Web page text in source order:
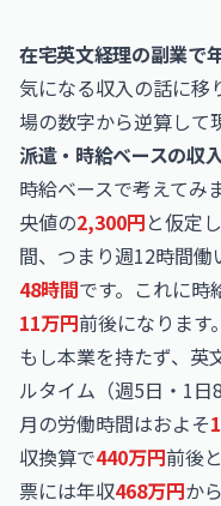
在宅英文経理の副業で
気になる収入の話に移
場の数字から逆算して
派遣・時給ベースの収
時給ベースで考えてみ
央値の2,300円と仮定
間、つまり週12時間
48時間です。これに時
11万円前後になります。
もし本業を持たず、英
ルタイム（週5日・1
月の労働時間はおよそ
収換算で440万円前後
票には年収468万円から